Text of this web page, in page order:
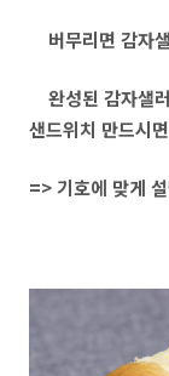
버무리면 감자
완성된 감자샐
샌드위치 만드시
=> 기호에 맞게